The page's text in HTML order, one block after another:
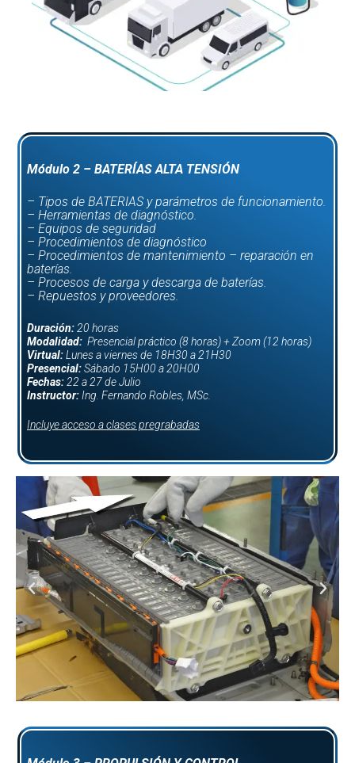
Módulo 2 – BATERÍAS ALTA TENSIÓN
– Tipos de BATERIAS y parámetros de funcionamiento.
– Herramientas de diagnóstico.
– Equipos de seguridad
– Procedimientos de diagnóstico
– Procedimientos de mantenimiento – reparación en
baterías.
– Procesos de carga y descarga de baterías.
– Repuestos y proveedores.
Duración:20 horas
Modalidad: Presencial práctico (8 horas) + Zoom (12 horas)
Virtual:Lunes a viernes de 18H30 a 21H30
Presencial:Sábado 15H00 a 20H00
Fechas:22 a 27 de Julio
Instructor:Ing. Fernando Robles, MSc.
Incluye acceso a clases pregrabadas